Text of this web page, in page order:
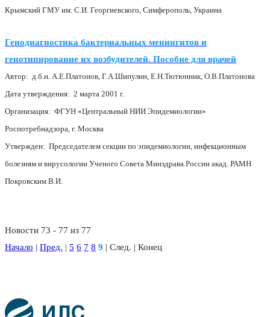
Крымский ГМУ им. С.И. Георгиевского, Симферополь, Украина
Генодиагностика бактериальных менингитов и
генотипирование их возбудителей. Пособие для врачей
Автор: д.б.н. А.Е.Платонов, Г.А.Шипулин, Е.Н.Тютюнник, О.В.Платонова
Дата утверждения: 2 марта 2001 г.
Организация: ФГУН «Центральный НИИ Эпидемиологии»
Роспотребнадзора, г. Москва
Утвержден: Председателем секции по эпидемиологии, инфекционным
болезням и вирусологии Ученого Совета Минздрава России акад. РАМН
Покровским В.И.
Новости 73 - 77 из 77
Начало | Пред. | 5 6 7 8 9 | След. | Конец